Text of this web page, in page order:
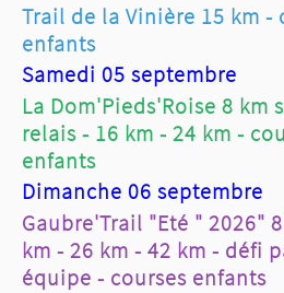
Trail de la Vinière 15 km -
enfants
Samedi 05 septembre
La Dom'Pieds'Roise 8 km
relais - 16 km - 24 km -
enfants
Dimanche 06 septembre
Gaubre'Trail "Eté " 2026"
km - 26 km - 42 km - défi
équipe - courses enfants